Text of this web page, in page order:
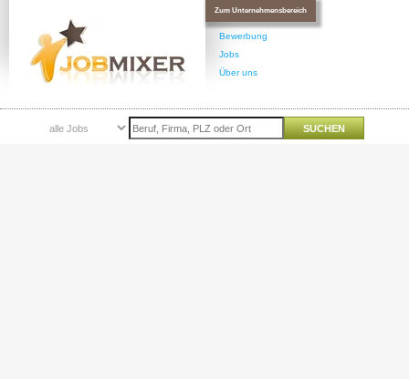
Zum Unternehmensbereich
Bewerbung
Jobs
Über uns